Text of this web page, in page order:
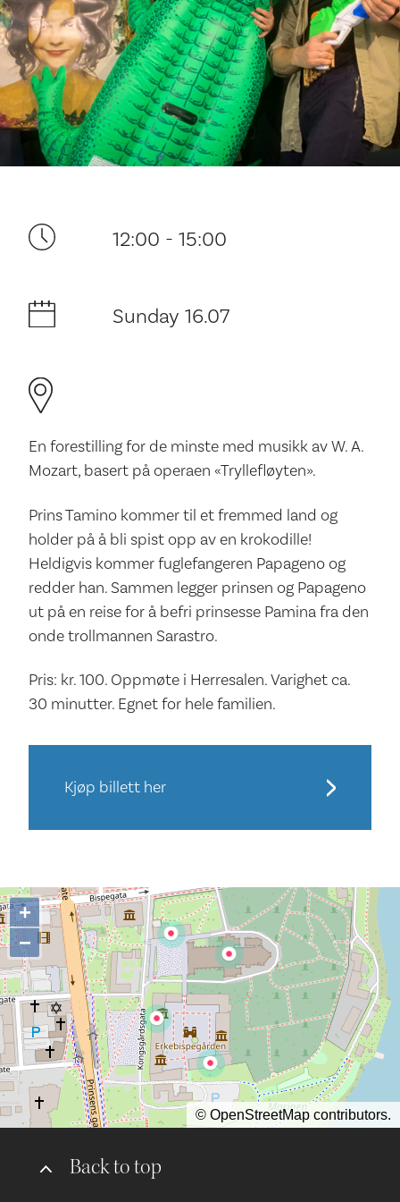
Your visit
The music in the Cathedral
History and architecture
12:00 - 15:00
Sunday 16.07
En forestilling for de minste med musikk av W. A.
Mozart, basert på operaen «Tryllefløyten».
Prins Tamino kommer til et fremmed land og
holder på å bli spist opp av en krokodille!
Heldigvis kommer fuglefangeren Papageno og
redder han. Sammen legger prinsen og Papageno
ut på en reise for å befri prinsesse Pamina fra den
onde trollmannen Sarastro.
Pris: kr. 100. Oppmøte i Herresalen. Varighet ca.
30 minutter. Egnet for hele familien.
Kjøp billett her
Back to top
+
−
© OpenStreetMap contributors.